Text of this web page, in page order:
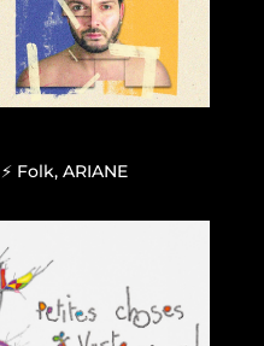
⚡ Folk, ARIANE